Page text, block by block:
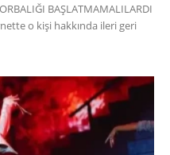
BAŞLATMAMALILARDI
o kişi hakkında ileri geri